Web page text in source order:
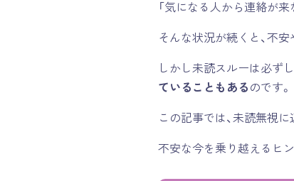
「気になる人から連絡が来
そんな状況が続くと、不
しかし未読スルーは必ず
ていることもあるのです。
この記事では、未読無視
不安な今を乗り越えるヒ